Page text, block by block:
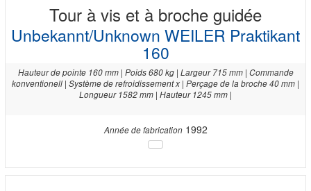
Tour à vis et à broche guidée
Unbekannt/Unknown WEILER Praktikant
160
Hauteur de pointe 160 mm | Poids 680 kg | Largeur 715 mm | Commande
konventionell | Système de refroidissement x | Perçage de la broche 40 mm |
Longueur 1582 mm | Hauteur 1245 mm |
Année de fabrication1992